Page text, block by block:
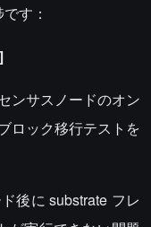
す：
ンサスノードのオン
ロック移行テストを
後に substrate フレ